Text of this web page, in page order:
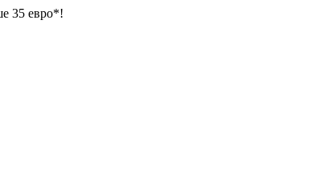
35 евро*!